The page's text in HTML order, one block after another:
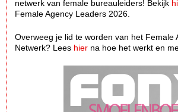
netwerk van female bureauleiders! Bekijk
Female Agency Leaders 2026.
Overweeg je lid te worden van het Female
Netwerk? Lees hier na hoe het werkt en